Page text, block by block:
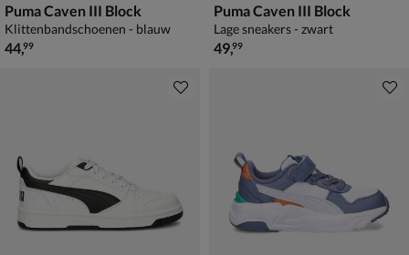
Puma Caven III Block
Klittenbandschoenen - blauw
€ 44,99
44,99
Puma Caven III Block
Lage sneakers - zwart
€ 49,99
49,99